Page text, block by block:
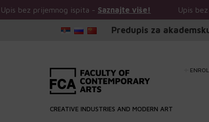
prijemnog ispita -Saznajte više! Upis bez
Predupis za
CREATIVE INDUSTRIES AND MODERN ART